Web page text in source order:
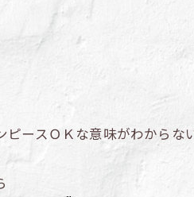
ピースＯＫな意味がわからな